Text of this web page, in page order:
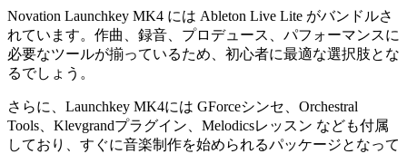
Novation Launchkey MK4 には Ableton Live Lite がバンドルさ
れています。作曲、録音、プロデュース、パフォーマンスに
必要なツールが揃っているため、初心者に最適な選択肢とな
るでしょう。
さらに、Launchkey MK4には GForceシンセ、Orchestral
Tools、Klevgrandプラグイン、Melodicsレッスン なども付属
しており、すぐに音楽制作を始められるパッケージとなって